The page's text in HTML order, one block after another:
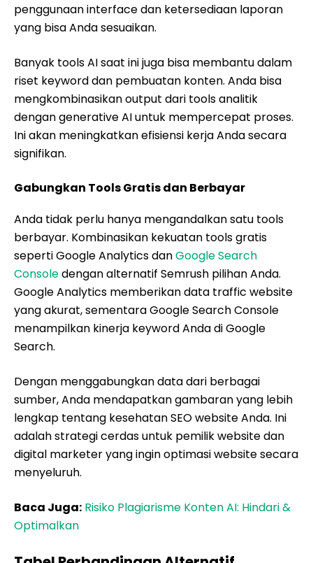
penggunaan interface dan ketersediaan laporan
yang bisa Anda sesuaikan.
Banyak tools AI saat ini juga bisa membantu dalam
riset keyword dan pembuatan konten. Anda bisa
mengkombinasikan output dari tools analitik
dengan generative AI untuk mempercepat proses.
Ini akan meningkatkan efisiensi kerja Anda secara
signifikan.
Gabungkan Tools Gratis dan Berbayar
Anda tidak perlu hanya mengandalkan satu tools
berbayar. Kombinasikan kekuatan tools gratis
seperti Google Analytics danGoogle Search
Consoledengan alternatif Semrush pilihan Anda.
Google Analytics memberikan data traffic website
yang akurat, sementara Google Search Console
menampilkan kinerja keyword Anda di Google
Search.
Dengan menggabungkan data dari berbagai
sumber, Anda mendapatkan gambaran yang lebih
lengkap tentang kesehatan SEO website Anda. Ini
adalah strategi cerdas untuk pemilik website dan
digital marketer yang ingin optimasi website secara
menyeluruh.
Baca Juga: Risiko Plagiarisme Konten AI: Hindari &
Optimalkan